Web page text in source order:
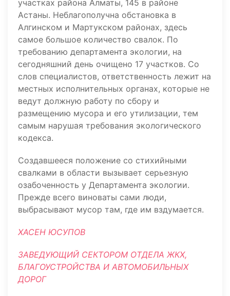
участках района Алматы, 145 в районе
Астаны. Неблагополучна обстановка в
Алгинском и Мартукском районах, здесь
самое большое количество свалок. По
требованию департамента экологии, на
сегодняшний день очищено 17 участков. Со
слов специалистов, ответственность лежит на
местных исполнительных органах, которые не
ведут должную работу по сбору и
размещению мусора и его утилизации, тем
самым нарушая требования экологического
кодекса.
Создавшееся положение со стихийными
свалками в области вызывает серьезную
озабоченность у Департамента экологии.
Прежде всего виноваты сами люди,
выбрасывают мусор там, где им вздумается.
ХАСЕН ЮСУПОВ
ЗАВЕДУЮЩИЙ СЕКТОРОМ ОТДЕЛА ЖКХ,
БЛАГОУСТРОЙСТВА И АВТОМОБИЛЬНЫХ
ДОРОГ